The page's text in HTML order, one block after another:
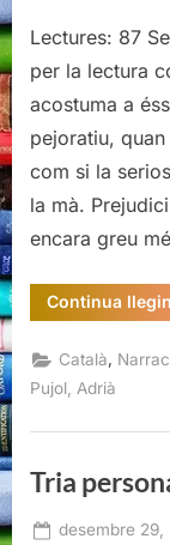
Lectures: 87
per la lectura
acostuma a
pejoratiu,
com si la
la mà.
encara greu
Continua
Català,
Pujol, Adrià
Tria
Posted
desembre 29,